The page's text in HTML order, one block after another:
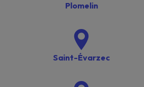
Plomelin
Saint-Évarzec